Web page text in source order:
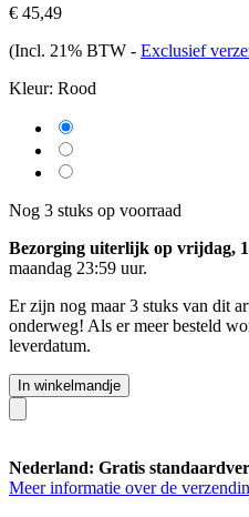
€ 45,49
(Incl. 21% BTW - Exclusief
Kleur: Rood
Nog 3 stuks op voorraad
Bezorging uiterlijk op vrijdag,
maandag 23:59 uur.
Er zijn nog maar 3 stuks van dit
onderweg! Als er meer besteld
leverdatum.
In winkelmandje
Nederland: Gratis
Meer informatie over de